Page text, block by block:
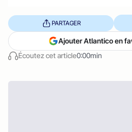
Écoutez cet article0:00min
PARTAGER
Ajouter Atlantico en